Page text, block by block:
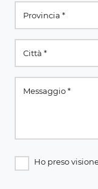
Ho preso